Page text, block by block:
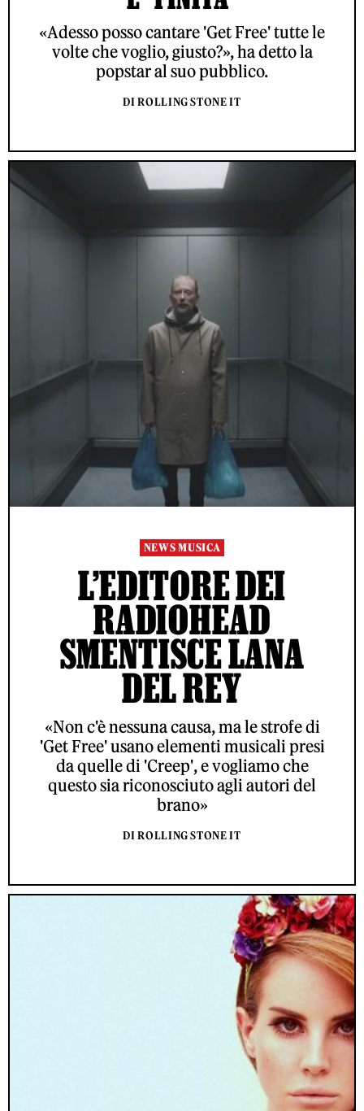
«Adesso posso cantare 'Get Free' tutte le
volte che voglio, giusto?», ha detto la
popstar al suo pubblico.
DI ROLLING STONE IT
NEWS MUSICA
L’EDITORE DEI
RADIOHEAD
SMENTISCE LANA
DEL REY
«Non c'è nessuna causa, ma le strofe di
'Get Free' usano elementi musicali presi
da quelle di 'Creep', e vogliamo che
questo sia riconosciuto agli autori del
brano»
DI ROLLING STONE IT